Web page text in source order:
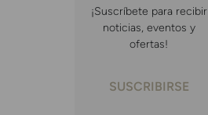
¡Suscríbete para recibir
noticias, eventos y
ofertas!
SUSCRIBIRSE